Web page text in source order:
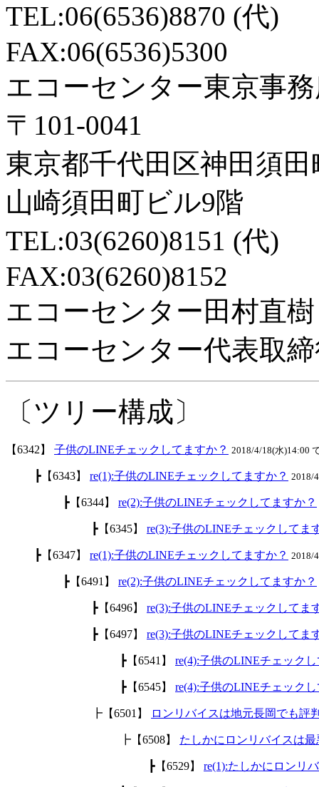
TEL:06(6536)8870 (代)
FAX:06(6536)5300
エコーセンター東京事
〒101-0041
東京都千代田区神田須
山崎須田町ビル9階
TEL:03(6260)8151 (代)
FAX:03(6260)8152
エコーセンター田村直樹
エコーセンター代表取
〔ツリー構成〕
【6342】 子供のLINEチェックしてますか？ 2018/4/18(水)14:00
┣【6343】 re(1):子供のLINEチェックしてますか？ 2018/
┣【6344】 re(2):子供のLINEチェックしてますか？
┣【6345】 re(3):子供のLINEチェックしてま
┣【6347】 re(1):子供のLINEチェックしてますか？ 2018/
┣【6491】 re(2):子供のLINEチェックしてますか？
┣【6496】 re(3):子供のLINEチェックしてま
┣【6497】 re(3):子供のLINEチェックしてま
┣【6541】 re(4):子供のLINEチェック
┣【6545】 re(4):子供のLINEチェック
┣【6501】 ロンリバイスは地元長岡でも評
┣【6508】 たしかにロンリバイスは
┣【6529】 re(1):たしかにロンリ